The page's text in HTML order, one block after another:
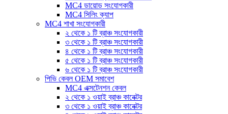
MC4 ডায়োড সংযোগকারী
MC4 সিলিং ক্যাপ
MC4 শাখা সংযোগকারী
২ থেকে ১ টি ব্রাঞ্চ সংযোগকারী
৩ থেকে ১ টি ব্রাঞ্চ সংযোগকারী
৪ থেকে ১ টি ব্রাঞ্চ সংযোগকারী
৫ থেকে ১ টি ব্রাঞ্চ সংযোগকারী
৬ থেকে ১ টি ব্রাঞ্চ সংযোগকারী
পিভি কেবল OEM সমাবেশ
MC4 এক্সটেনশন কেবল
২ থেকে ১ ওয়াই ব্রাঞ্চ কানেক্টর
৩ থেকে ১ ওয়াই ব্রাঞ্চ কানেক্টর